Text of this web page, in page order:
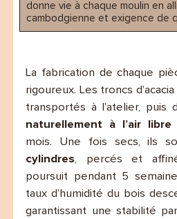
donne vie à chaque moulin en
cambodgienne et exigence de
La fabrication de chaque
rigoureux. Les troncs
transportés à l’atelier, puis
naturellement à l’air libre
mois. Une fois secs, ils
cylindres, percés et
poursuit pendant 5
taux d’humidité du bois
garantissant une stabilité